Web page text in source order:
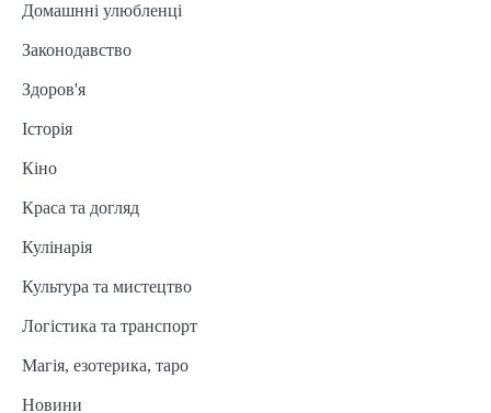
Домашнні улюбленці
Законодавство
Здоров'я
Історія
Кіно
Краса та догляд
Кулінарія
Культура та мистецтво
Логістика та транспорт
Магія, езотерика, таро
Новини